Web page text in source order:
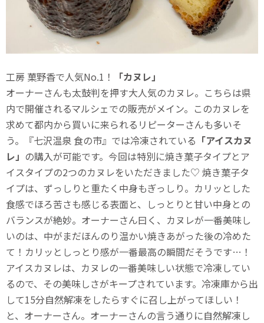
工房 菓野香で人気No.1！
「カヌレ」
オーナーさんも太鼓判を押す大人気のカヌレ。こちらは県
内で開催されるマルシェでの販売がメイン。このカヌレを
求めて都内から買いに来られるリピーターさんも多いそ
う。『七沢温泉 食の市』では冷凍されている 「アイスカヌ
レ」 の購入が可能です。今回は特別に焼き菓子タイプとア
イスタイプの2つのカヌレをいただきました♡ 焼き菓子タ
イプは、ずっしりと重たく中身もぎっしり。カリッとした
食感でほろ苦さも感じる表面と、しっとりと甘い中身との
バランスが絶妙。オーナーさん曰く、カヌレが一番美味し
いのは、中がまだほんのり温かい焼きあがった後の冷めた
て！カリッとしっとり感が一番最高の瞬間だそうです…！
アイスカヌレは、カヌレの一番美味しい状態で冷凍してい
るので、その美味しさがキープされています。冷凍庫から出
して15分自然解凍をしたらすぐに召し上がってほしい！
と、オーナーさん。オーナーさんの言う通りに自然解凍し